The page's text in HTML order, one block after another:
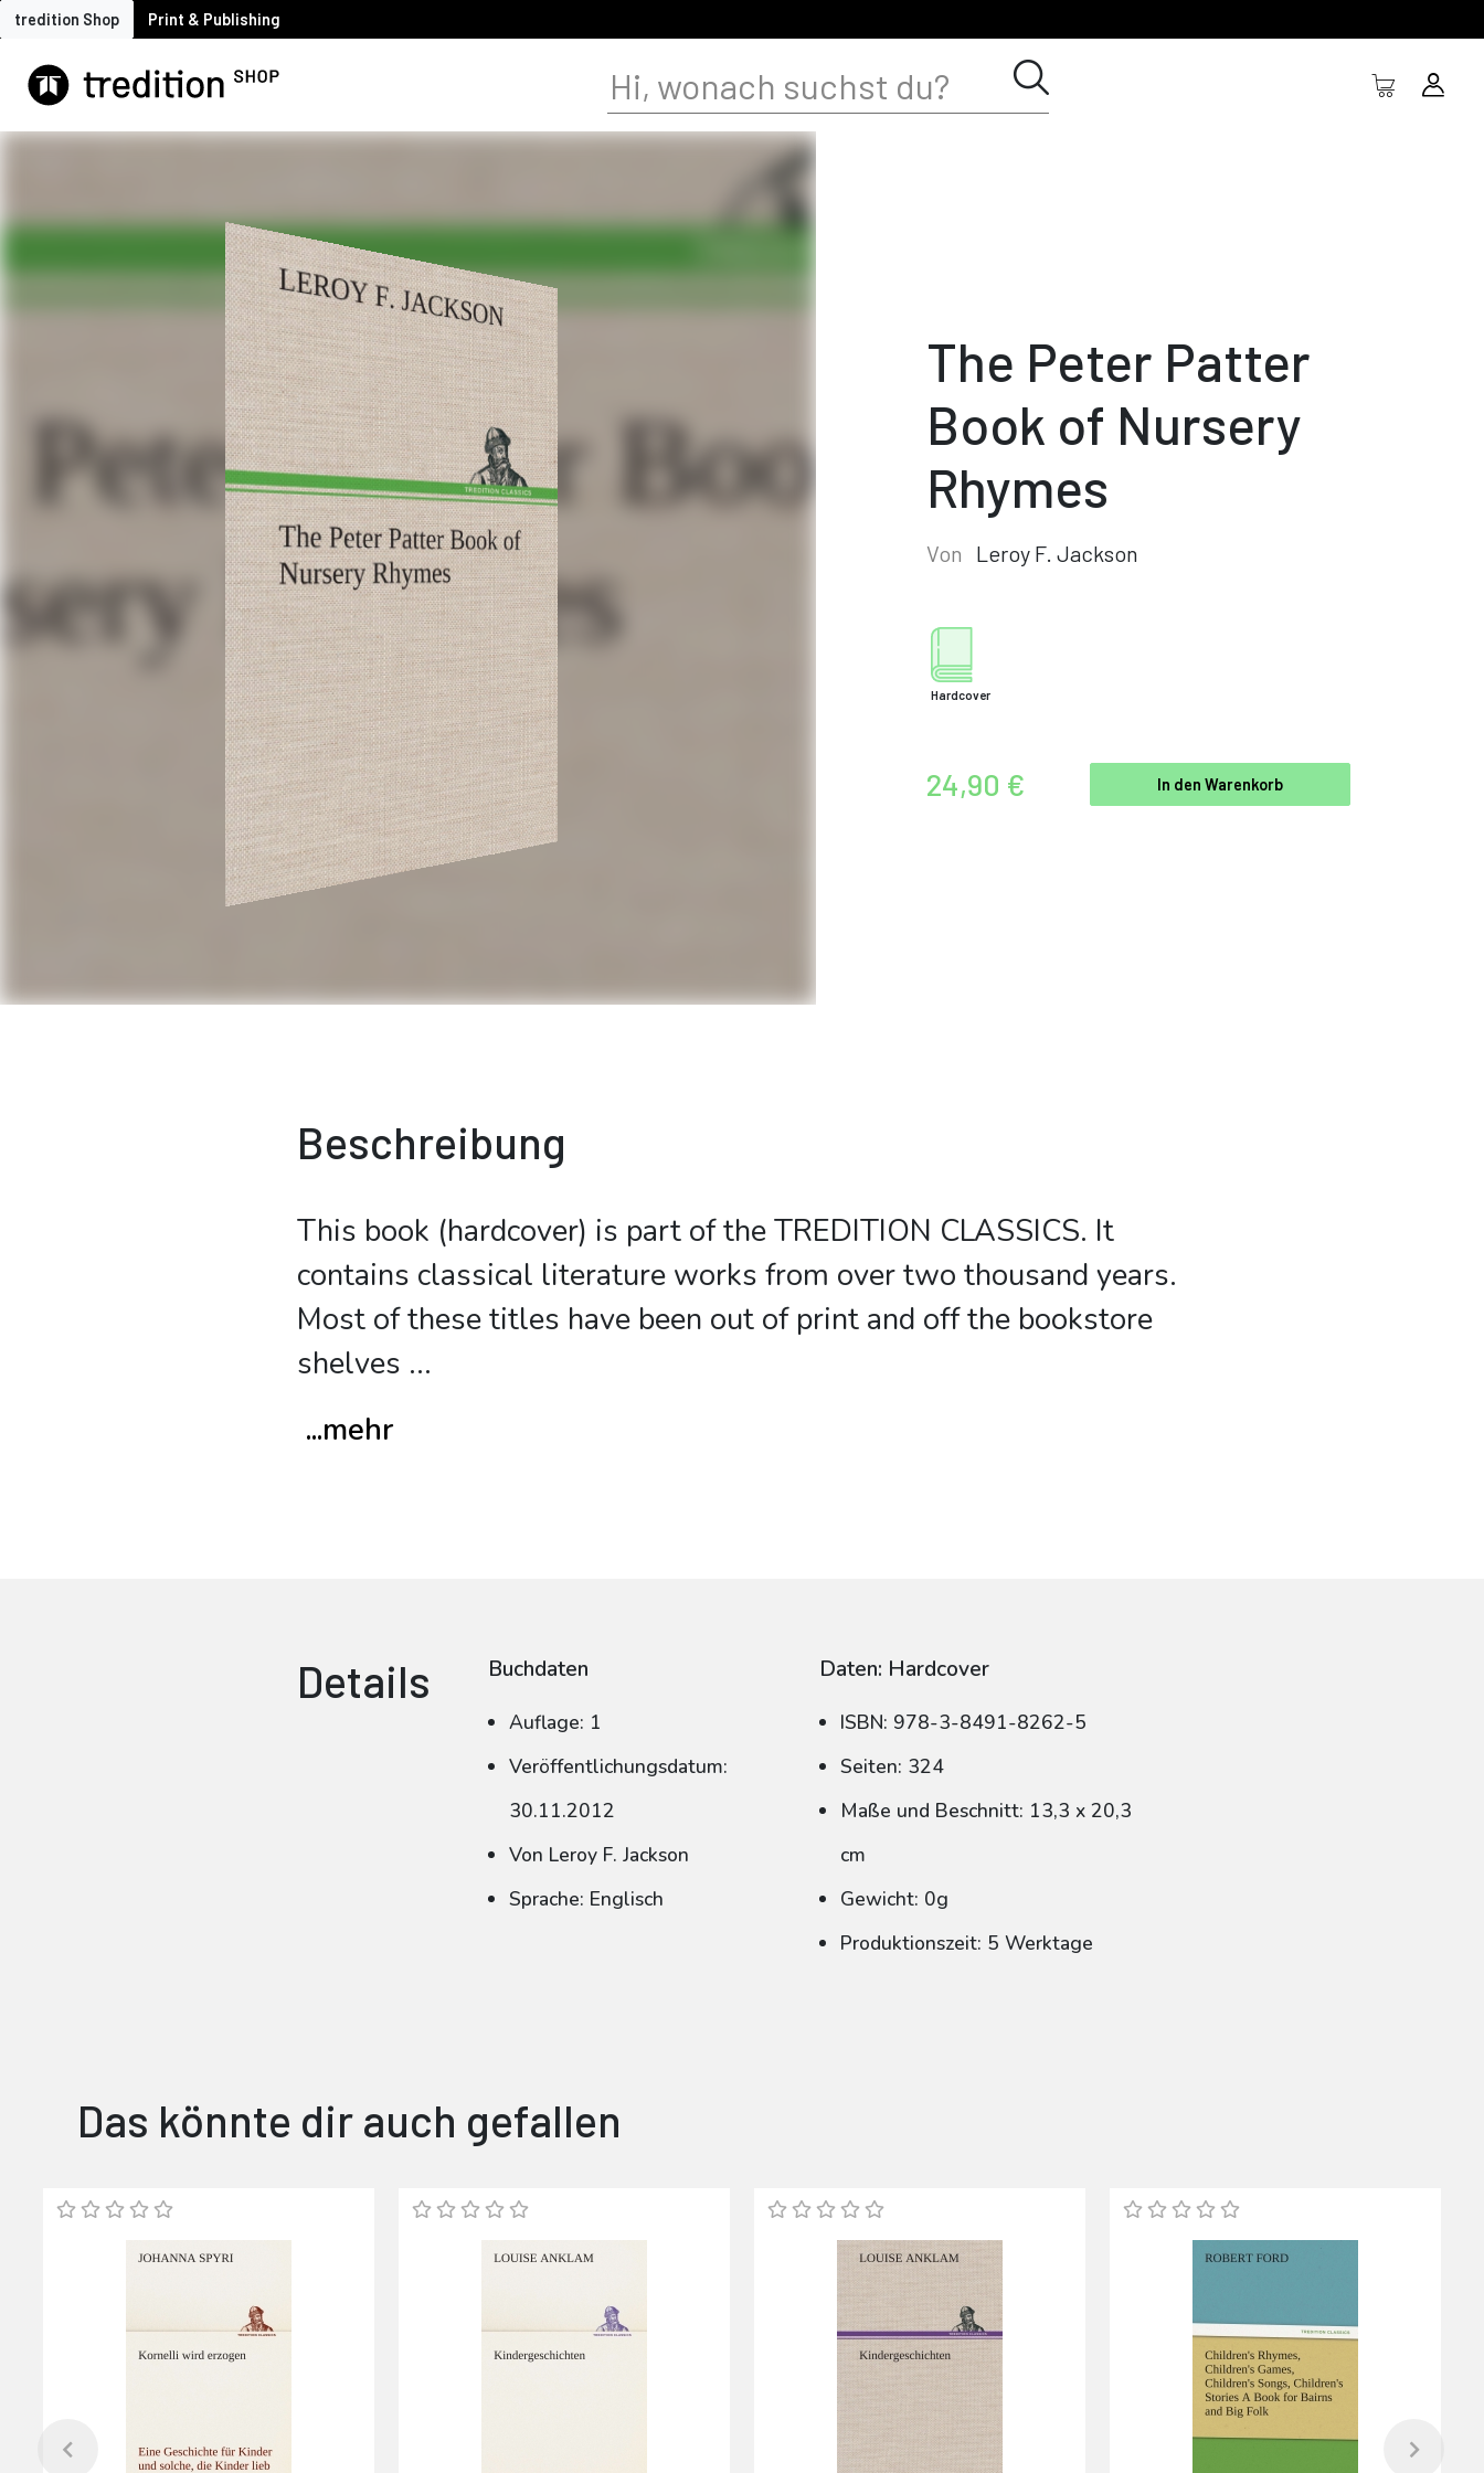
tredition Shop Print & Publishing
The Peter Patter
Book of Nursery
Rhymes
Von Leroy F. Jackson
Hardcover
24,90 € In den Warenkorb
Beschreibung
This book (hardcover) is part of the TREDITION CLASSICS. It
contains classical literature works from over two thousand years.
Most of these titles have been out of print and off the bookstore
shelves ...
...mehr
Details Buchdaten
Auflage: 1
Veröffentlichungsdatum:
30.11.2012
Von Leroy F. Jackson
Sprache: Englisch
Daten: Hardcover
ISBN: 978-3-8491-8262-5
Seiten: 324
Maße und Beschnitt: 13,3 x 20,3
cm
Gewicht: 0g
Produktionszeit: 5 Werktage
Das könnte dir auch gefallen